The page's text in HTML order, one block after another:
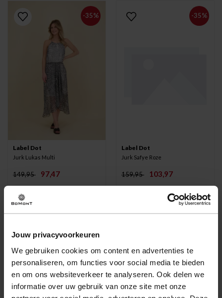
Jouw privacyvoorkeuren
We gebruiken cookies om content en advertenties te
personaliseren, om functies voor social media te bieden
en om ons websiteverkeer te analyseren. Ook delen we
informatie over uw gebruik van onze site met onze
-35%
Label Dot
Jurk Lukas Multi
149,95 97,47
-35%
Label Dot
Jurk Safye Roze
159,95 103,97
-50%